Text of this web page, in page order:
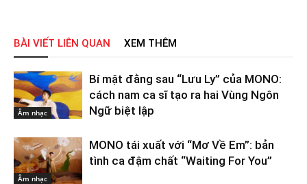
BÀI VIẾT LIÊN QUAN XEM THÊM
Âm nhạc
Bí mật đằng sau “Lưu Ly” của MONO:
cách nam ca sĩ tạo ra hai Vùng Ngôn
Ngữ biệt lập
Âm nhạc
MONO tái xuất với “Mơ Về Em”: bản
tình ca đậm chất “Waiting For You”